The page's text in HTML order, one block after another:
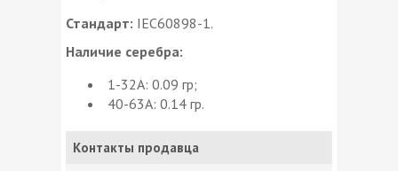
Стандарт: IEC60898-1.
Наличие серебра:
1-32А: 0.09 гр;
40-63А: 0.14 гр.
Контакты продавца